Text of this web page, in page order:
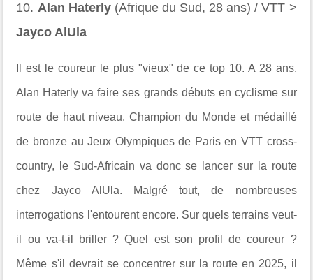
10. Alan Haterly(Afrique du Sud, 28 ans) / VTT >
Jayco AlUla
Il est le coureur le plus "vieux" de ce top 10. A 28 ans,
Alan Haterly va faire ses grands débuts en cyclisme sur
route de haut niveau. Champion du Monde et médaillé
de bronze au Jeux Olympiques de Paris en VTT cross-
country, le Sud-Africain va donc se lancer sur la route
chez Jayco AlUla. Malgré tout, de nombreuses
interrogations l'entourent encore. Sur quels terrains veut-
il ou va-t-il briller ? Quel est son profil de coureur ?
Même s'il devrait se concentrer sur la route en 2025, il